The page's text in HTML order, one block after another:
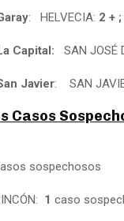
: HELVECIA: 2 + ;
Capital: SAN JOSÉ
Javier: SAN
Casos
sospechosos
1 caso